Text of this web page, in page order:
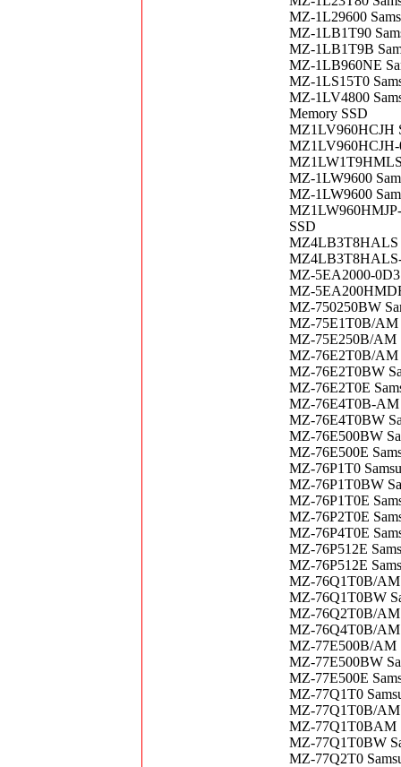
MZ-1L29600
MZ-1LB1T90
MZ-1LB1T9B
MZ-1LB960NE
MZ-1LS15T0
MZ-1LV4800
Memory SSD
MZ1LV960HCJH
MZ1LV960HCJH-
MZ-1LW9600
MZ-1LW9600
SSD
MZ4LB3T8HALS
MZ4LB3T8HALS-
MZ-5EA2000-0D3
MZ-
MZ-750250BW
MZ-75E1T0B/AM
MZ-75E250B/AM
MZ-76E2T0B/AM
MZ-76E2T0BW
MZ-76E2T0E
MZ-76E4T0B-AM
MZ-76E4T0BW
MZ-76E500BW
MZ-76E500E
MZ-76P1T0
MZ-76P1T0BW
MZ-76P1T0E
MZ-76P2T0E
MZ-76P4T0E
MZ-76P512E
MZ-76P512E
MZ-76Q1T0B/AM
MZ-76Q1T0BW
MZ-76Q2T0B/AM
MZ-76Q4T0B/AM
MZ-77E500B/AM
MZ-77E500BW
MZ-77E500E
MZ-77Q1T0
MZ-77Q1T0B/AM
MZ-77Q1T0BAM
MZ-77Q1T0BW
MZ-77Q2T0